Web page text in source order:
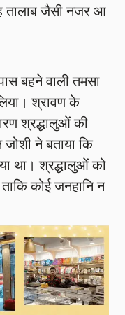
तालाब जैसी नजर आ
बहने वाली तमसा
श्रावण के
श्रद्धालुओं की
जोशी ने बताया कि
था। श्रद्धालुओं को
कोई जनहानि न